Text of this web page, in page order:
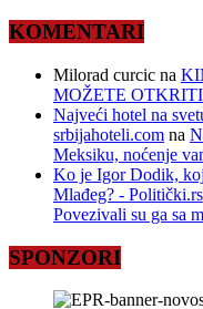
KOMENTARI
Milorad curcic na
MOŽETE
Najveći hotel na
srbijahoteli.com na
Meksiku, noćenje
Ko je Igor Dodik,
Mlađeg? - Politički.rs
Povezivali su ga sa
SPONZORI